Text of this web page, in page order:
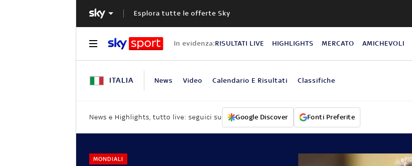
Esplora tutte le offerte Sky
In evidenza:RISULTATI LIVE HIGHLIGHTS MERCATO AMICHEVOLI
ITALIA News Video Calendario E Risultati Classifiche
News e Highlights, tutto live: seguici su Google Discover Fonti Preferite
MONDIALI